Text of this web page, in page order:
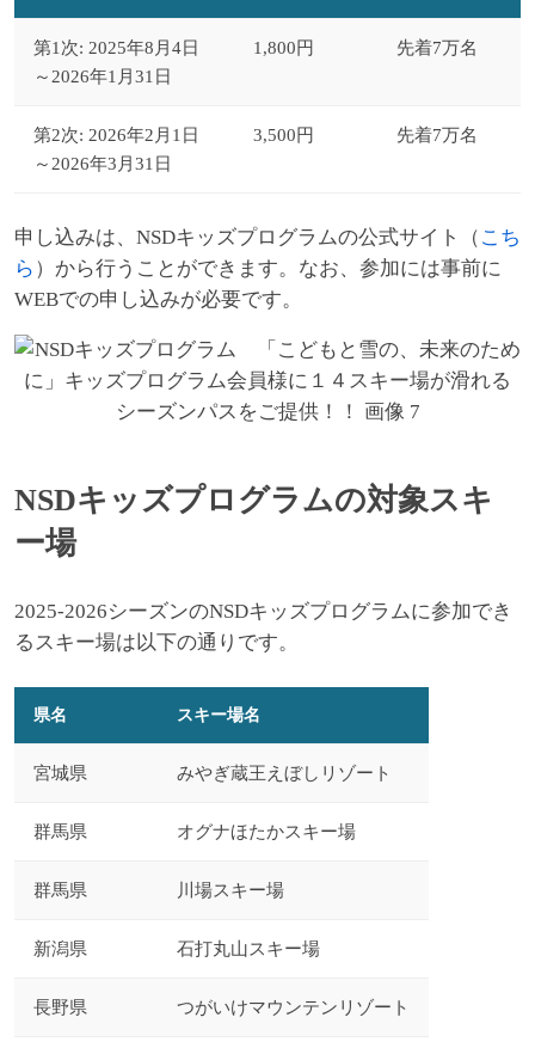
第1次: 2025年8月4日
～2026年1月31日
1,800円 先着7万名
第2次: 2026年2月1日
～2026年3月31日
3,500円 先着7万名
申し込みは、NSDキッズプログラムの公式サイト（ こち
ら ）から行うことができます。なお、参加には事前に
WEBでの申し込みが必要です。
NSDキッズプログラムの対象スキ
ー場
2025-2026シーズンのNSDキッズプログラムに参加でき
るスキー場は以下の通りです。
県名 スキー場名
宮城県 みやぎ蔵王えぼしリゾート
群馬県 オグナほたかスキー場
群馬県 川場スキー場
新潟県 石打丸山スキー場
長野県 つがいけマウンテンリゾート